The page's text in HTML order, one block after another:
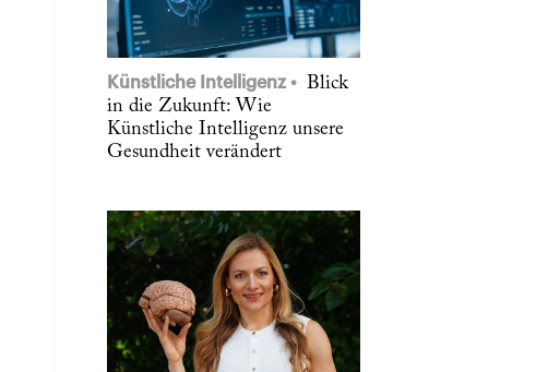
Künstliche Intelligenz
Blick
in die Zukunft: Wie
Künstliche Intelligenz unsere
Gesundheit verändert